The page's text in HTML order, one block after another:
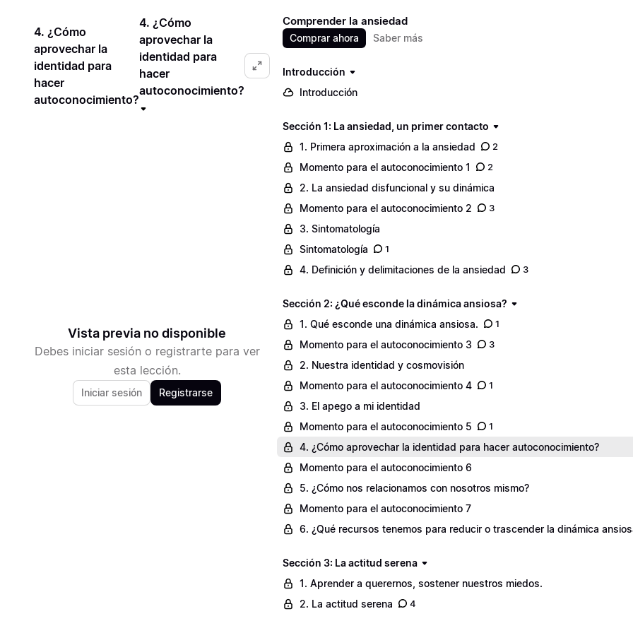
4. ¿Cómo
aprovechar la
identidad para
hacer
autoconocimiento?
4. ¿Cómo
aprovechar la
identidad para
hacer
autoconocimiento?
Vista previa no disponible
Debes iniciar sesión o registrarte para ver
esta lección.
Iniciar sesión Registrarse
Comprender la ansiedad
Comprar ahora Saber más
Introducción
Introducción
Sección 1: La ansiedad, un primer contacto
1. Primera aproximación a la ansiedad
2
Momento para el autoconocimiento 1 2
2. La ansiedad disfuncional y su dinámica
Momento para el autoconocimiento 2
3
3. Sintomatología
Sintomatología
1
4. Definición y delimitaciones de la ansiedad 3
Sección 2: ¿Qué esconde la dinámica ansiosa?
1. Qué esconde una dinámica ansiosa.
1
Momento para el autoconocimiento 3 3
2. Nuestra identidad y cosmovisión
Momento para el autoconocimiento 4
1
3. El apego a mi identidad
Momento para el autoconocimiento 5
1
4. ¿Cómo aprovechar la identidad para hacer autoconocimiento?
Momento para el autoconocimiento 6
5. ¿Cómo nos relacionamos con nosotros mismo?
Momento para el autoconocimiento 7
6. ¿Qué recursos tenemos para reducir o trascender la dinámica
Sección 3: La actitud serena
1. Aprender a querernos, sostener nuestros miedos.
2. La actitud serena
4